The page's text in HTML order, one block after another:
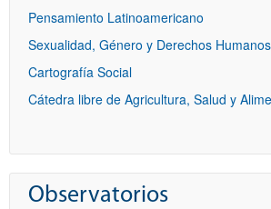
Pensamiento Latinoamericano
Sexualidad, Género y Derechos
Cartografía Social
Cátedra libre de Agricultura, Salud y
Observatorios